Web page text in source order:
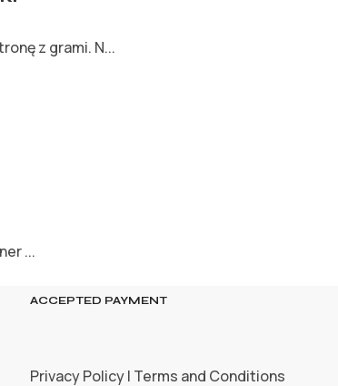
z grami. N...
...
ACCEPTED PAYMENT
Privacy Policy | Terms and Conditions